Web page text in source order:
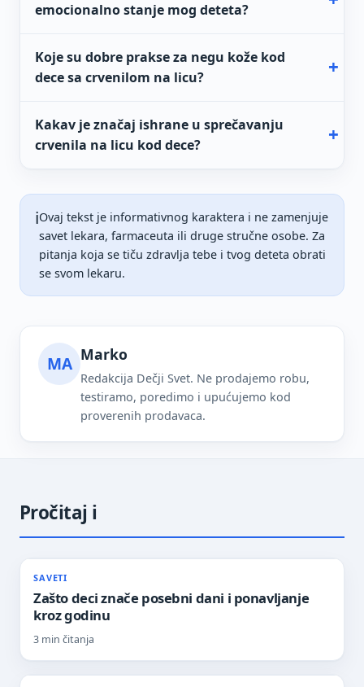
emocionalno stanje mog deteta?
Koje su dobre prakse za negu kože kod
dece sa crvenilom na licu?
Kakav je značaj ishrane u sprečavanju
crvenila na licu kod dece?
ℹ️Ovaj tekst je informativnog karaktera i ne zamenjuje
savet lekara, farmaceuta ili druge stručne osobe. Za
pitanja koja se tiču zdravlja tebe i tvog deteta obrati
se svom lekaru.
MA Marko
Redakcija Dečji Svet. Ne prodajemo robu,
testiramo, poredimo i upućujemo kod
proverenih prodavaca.
Pročitaj i
SAVETI
Zašto deci znače posebni dani i ponavljanje
kroz godinu
3 min čitanja